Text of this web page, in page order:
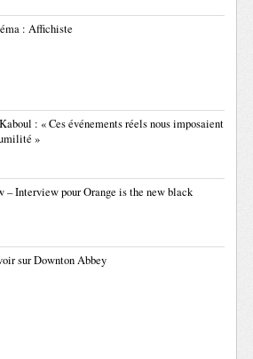
: Affichiste
: « Ces événements réels nous imposaient
»
– Interview pour Orange is the new black
sur Downton Abbey